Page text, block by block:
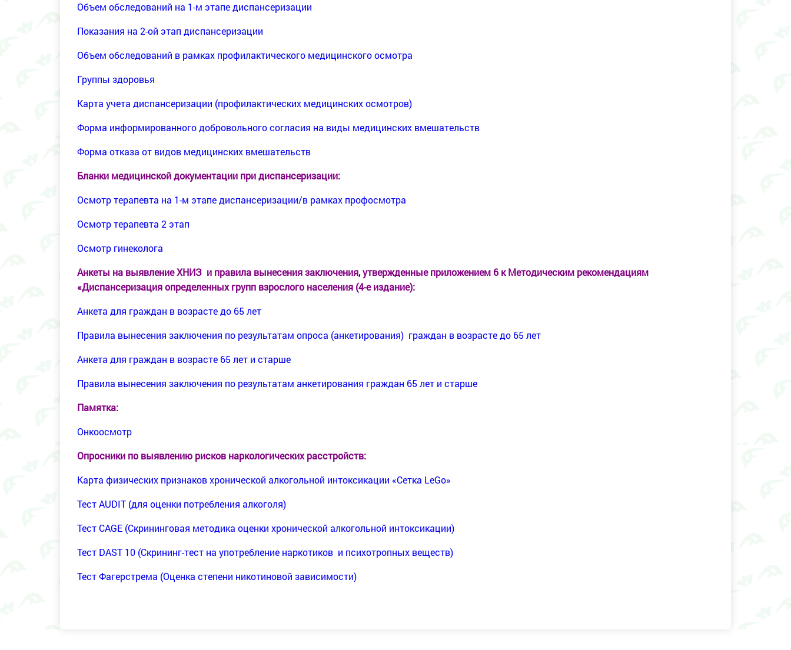
Объем обследований на 1-м этапе диспансеризации
Показания на 2-ой этап диспансеризации
Объем обследований в рамках профилактического медицинского осмотра
Группы здоровья
Карта учета диспансеризации (профилактических медицинских осмотров)
Форма информированного добровольного согласия на виды медицинских вмешательств
Форма отказа от видов медицинских вмешательств
Бланки медицинской документации при диспансеризации:
Осмотр терапевта на 1-м этапе диспансеризации/в рамках профосмотра
Осмотр терапевта 2 этап
Осмотр гинеколога
Анкеты на выявление ХНИЗ и правила вынесения заключения,утвержденные приложением 6 к Методическим рекомендациям
«Диспансеризация определенных групп взрослого населения (4-е издание):
Анкета для граждан в возрасте до 65 лет
Правила вынесения заключения по результатам опроса (анкетирования) граждан в возрасте до 65 лет
Анкета для граждан в возрасте 65 лет и старше
Правила вынесения заключения по результатам анкетирования граждан 65 лет и старше
Памятка:
Онкоосмотр
Опросники по выявлению рисков наркологических расстройств:
Карта физических признаков хронической алкогольной интоксикации «Сетка LeGo»
Тест AUDIT (для оценки потребления алкоголя)
Тест CAGE (Скрининговая методика оценки хронической алкогольной интоксикации)
Тест DAST 10 (Скрининг-тест на употребление наркотиков и психотропных веществ)
Тест Фагерстрема (Оценка степени никотиновой зависимости)